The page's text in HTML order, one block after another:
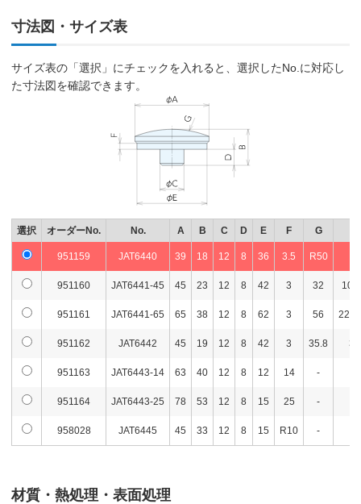
寸法図・サイズ表
サイズ表の「選択」にチェックを入れると、選択したNo.に対応し
た寸法図を確認できます。
選択 オーダーNo. No. A B C D E F G
951159 JAT6440 39 18 12 8 36 3.5 R50
951160 JAT6441-45 45 23 12 8 42 3 32 10-
951161 JAT6441-65 65 38 12 8 62 3 56 22-
951162 JAT6442 45 19 12 8 42 3 35.8 30
951163 JAT6443-14 63 40 12 8 12 14 -
951164 JAT6443-25 78 53 12 8 15 25 -
958028 JAT6445 45 33 12 8 15 R10 -
材質・熱処理・表面処理